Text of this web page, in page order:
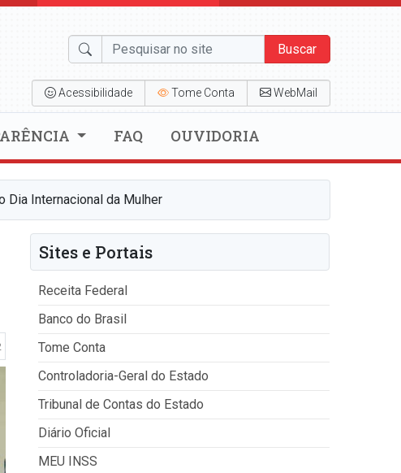
Buscar
Acessibilidade Tome Conta WebMail
FAQ OUVIDORIA
Dia Internacional da Mulher
Sites e Portais
Receita Federal
Banco do Brasil
Tome Conta
Controladoria-Geral do Estado
Tribunal de Contas do Estado
Diário Oficial
MEU INSS